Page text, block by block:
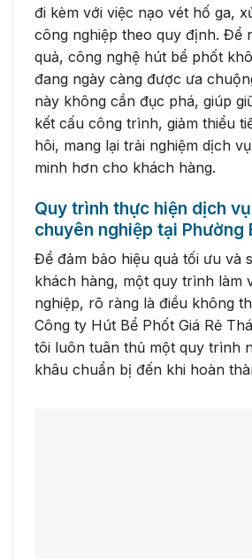
đi kèm với việc nạo vét hố ga,
công nghiệp theo quy định. Để
quả, công nghệ hút bể phốt
đang ngày càng được ưa
này không cần đục phá, giúp
kết cấu công trình, giảm thiểu
hôi, mang lại trải nghiệm dịch
minh hơn cho khách hàng.
Quy trình thực hiện dịch
chuyên nghiệp tại Phường
Để đảm bảo hiệu quả tối ưu và
khách hàng, một quy trình làm
nghiệp, rõ ràng là điều không
Công ty Hút Bể Phốt Giá Rẻ
tôi luôn tuân thủ một quy trình
khâu chuẩn bị đến khi hoàn